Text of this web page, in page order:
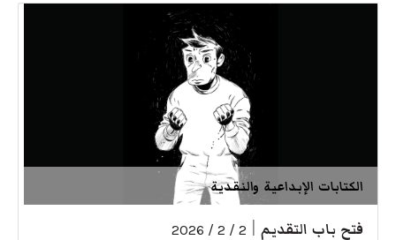
الكتابات الإبداعية والنقدية
فتح باب التقديم 2 / 2 / 2026